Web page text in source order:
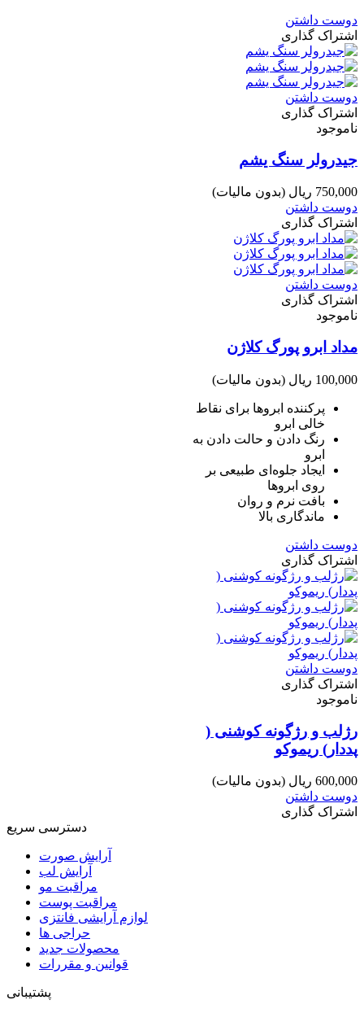
دوست داشتن
اشتراک گذاری
دوست داشتن
اشتراک گذاری
ناموجود
جیدرولر سنگ یشم
750,000 ریال
(بدون مالیات)
دوست داشتن
اشتراک گذاری
دوست داشتن
اشتراک گذاری
ناموجود
مداد ابرو پورگ کلاژن
100,000 ریال (بدون مالیات)
پرکننده ابرو‌ها برای نقاط
خالی ابرو
رنگ دادن و حالت دادن به
ابرو
ایجاد جلوه‌ای طبیعی بر
روی ابرو‌ها
بافت نرم و روان
ماندگاری بالا
دوست داشتن
اشتراک گذاری
دوست داشتن
اشتراک گذاری
ناموجود
رژلب و رژگونه کوشنی (
پددار) ریموکو
600,000 ریال
(بدون مالیات)
دوست داشتن
اشتراک گذاری
دسترسی سریع
آرایش صورت
آرایش لب
مراقبت مو
مراقبت پوست
لوازم آرایشی فانتزی
حراجی ها
محصولات جدید
قوانین و مقررات
پشتیبانی